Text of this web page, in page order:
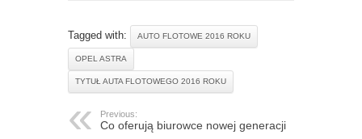
Tagged with: AUTO FLOTOWE 2016 ROKU
OPEL ASTRA
TYTUŁ AUTA FLOTOWEGO 2016 ROKU
Previous:
Co oferują biurowce nowej generacji